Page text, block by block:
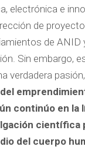
electrónica e
de
de ANID
Sin embargo,
verdadera pasión,
continúo en la
científica
del cuerpo